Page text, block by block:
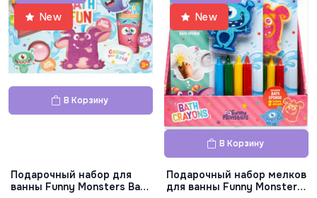
New
В Корзину
Подарочный набор для
ванны Funny Monsters Bath
New
В Корзину
Подарочный набор мелков
для ванны Funny Monsters,